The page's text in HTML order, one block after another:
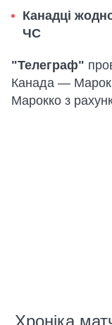
Канадці
ЧС
"Телеграф"
Канада —
Марокко з
Хроніка